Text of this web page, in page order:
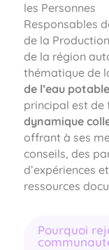
les Personnes
Responsables
de la Production
de la région
thématique de
de l’eau potable
principal est de
dynamique
offrant à ses
conseils, des
d’expériences
ressources
Pourquoi